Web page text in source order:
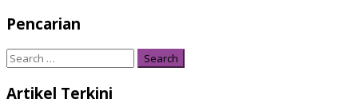
Pencarian
Search
Artikel Terkini